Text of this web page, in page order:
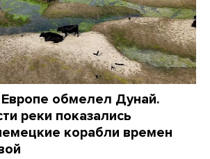
обмелел Дунай.
реки показались
корабли времен